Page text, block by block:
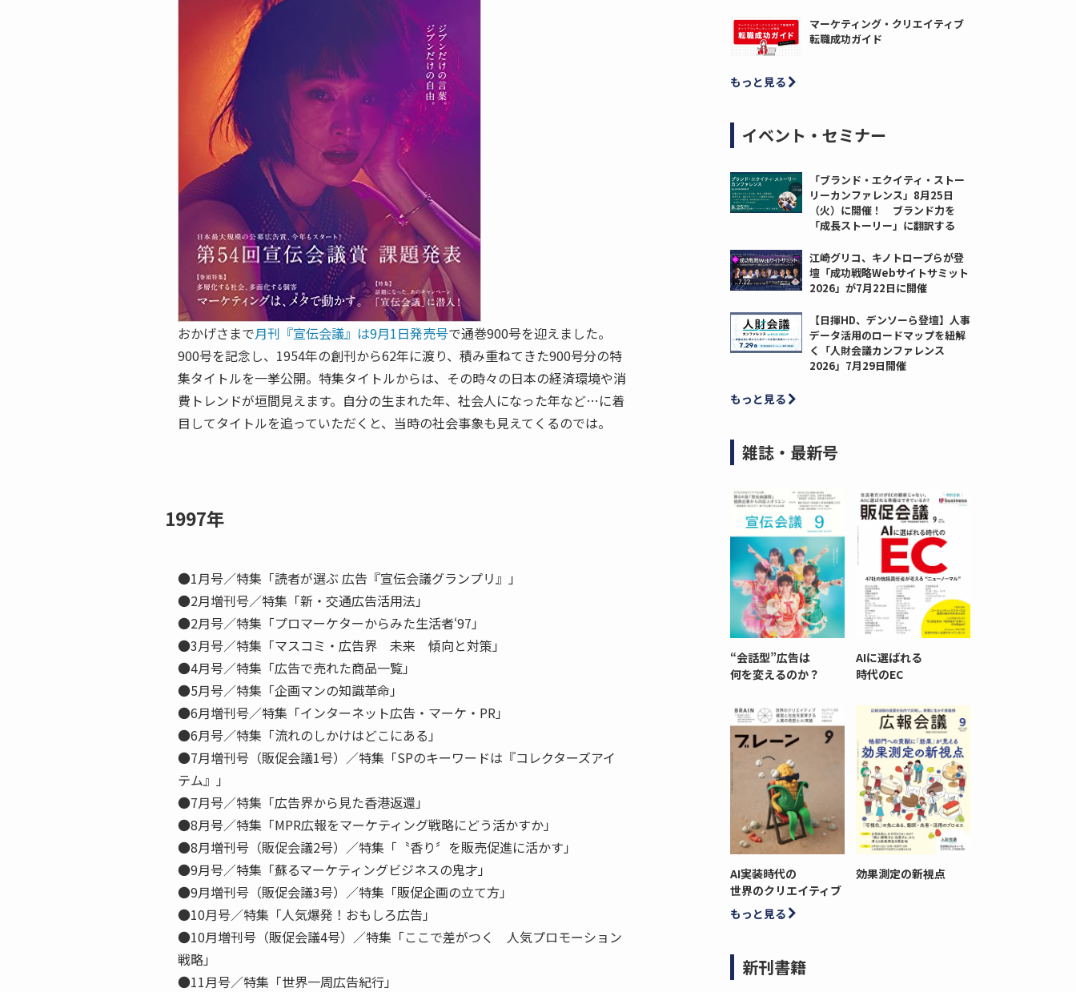
おかげさまで月刊『宣伝会議』は9月1日発売号で通巻900号を迎えました。
900号を記念し、1954年の創刊から62年に渡り、積み重ねてきた900号分の特
集タイトルを一挙公開。特集タイトルからは、その時々の日本の経済環境や消
費トレンドが垣間見えます。自分の生まれた年、社会人になった年など…に着
目してタイトルを追っていただくと、当時の社会事象も見えてくるのでは。
1997年
●1月号／特集「読者が選ぶ 広告『宣伝会議グランプリ』」
●2月増刊号／特集「新・交通広告活用法」
●2月号／特集「プロマーケターからみた生活者‘97」
●3月号／特集「マスコミ・広告界 未来 傾向と対策」
●4月号／特集「広告で売れた商品一覧」
●5月号／特集「企画マンの知識革命」
●6月増刊号／特集「インターネット広告・マーケ・PR」
●6月号／特集「流れのしかけはどこにある」
●7月増刊号（販促会議1号）／特集「SPのキーワードは『コレクターズアイ
テム』」
●7月号／特集「広告界から見た香港返還」
●8月号／特集「MPR広報をマーケティング戦略にどう活かすか」
●8月増刊号（販促会議2号）／特集「〝香り〞を販売促進に活かす」
●9月号／特集「蘇るマーケティングビジネスの鬼才」
●9月増刊号（販促会議3号）／特集「販促企画の立て方」
●10月号／特集「人気爆発！おもしろ広告」
●10月増刊号（販促会議4号）／特集「ここで差がつく 人気プロモーション
戦略」
●11月号／特集「世界一周広告紀行」
マーケティング・クリエイティブ
転職成功ガイド
もっと見る
イベント・セミナー
「ブランド・エクイティ・ストー
リーカンファレンス」8月25日
（火）に開催！ ブランド力を
「成長ストーリー」に翻訳する
江崎グリコ、キノトロープらが登
壇「成功戦略Webサイトサミット
2026」が7月22日に開催
【日揮HD、デンソーら登壇】人事
データ活用のロードマップを紐解
く「人財会議カンファレンス
2026」7月29日開催
もっと見る
雑誌・最新号
“会話型”広告は
何を変えるのか？
AIに選ばれる
時代のEC
AI実装時代の
世界のクリエイティブ
効果測定の新視点
もっと見る
新刊書籍